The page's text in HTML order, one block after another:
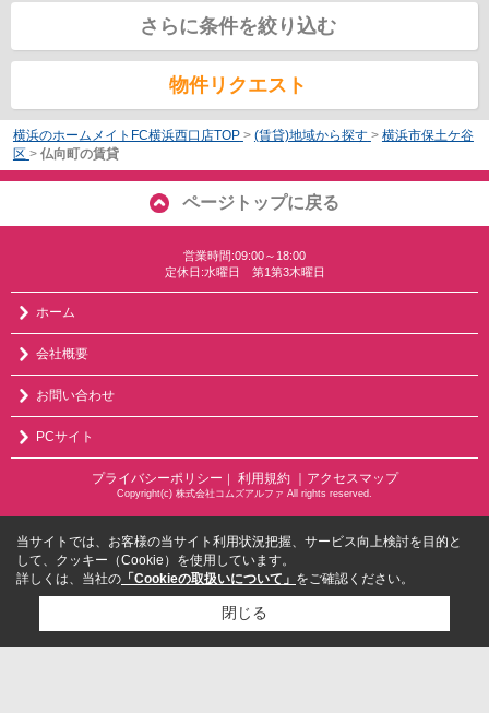
さらに条件を絞り込む
物件リクエスト
横浜のホームメイトFC横浜西口店TOP > (賃貸)地域から探す > 横浜市保土ケ谷
区 > 仏向町の賃貸
ページトップに戻る
営業時間:09:00～18:00
定休日:水曜日 第1第3木曜日
ホーム
会社概要
お問い合わせ
PCサイト
プライバシーポリシー ｜ 利用規約 ｜アクセスマップ
Copyright(c) 株式会社コムズアルファ All rights reserved.
当サイトでは、お客様の当サイト利用状況把握、サービス向上検討を目的と
して、クッキー（Cookie）を使用しています。
詳しくは、当社の 「Cookieの取扱いについて」 をご確認ください。
閉じる